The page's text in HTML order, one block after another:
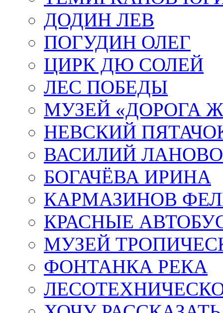
ДОДИН ЛЕВ
ПОГУДИН ОЛЕГ
ЦИРК ДЮ СОЛЕЙ
ЛЕС ПОБЕДЫ
МУЗЕЙ «ДОРОГА
НЕВСКИЙ
ВАСИЛИЙ
БОГАЧЁВА ИРИНА
КАРМАЗИНОВ
КРАСНЫЕ
МУЗЕЙ
ФОНТАНКА РЕКА